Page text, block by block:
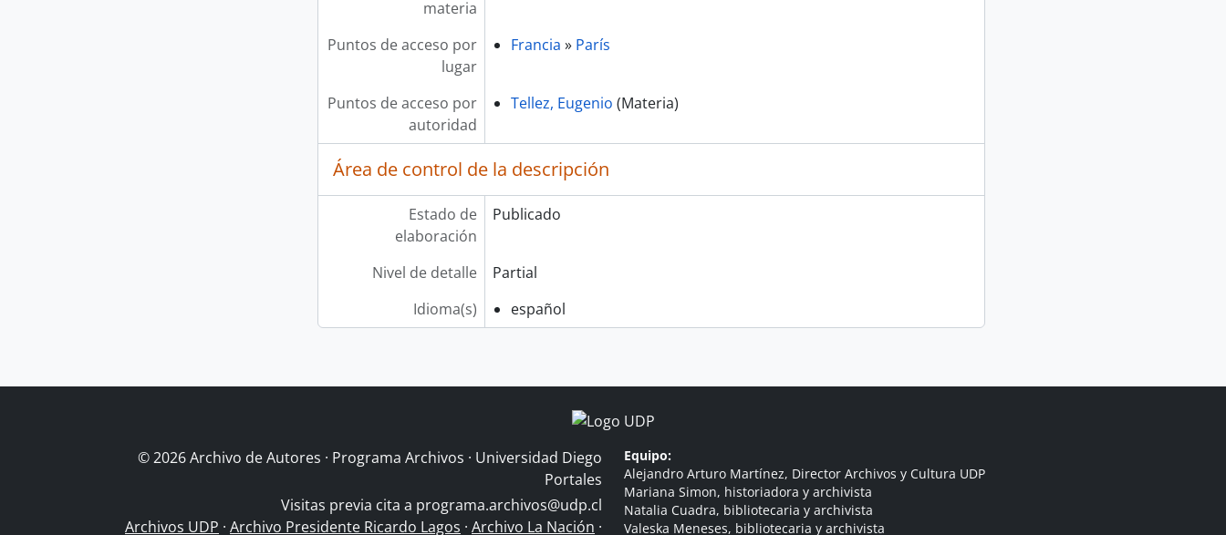
materia
Puntos de acceso por
lugar
Francia » París
Puntos de acceso por
autoridad
Tellez, Eugenio (Materia)
Área de control de la descripción
Estado de
elaboración
Publicado
Nivel de detalle
Partial
Idioma(s)
español
© 2026 Archivo de Autores · Programa Archivos · Universidad Diego
Portales
Visitas previa cita a programa.archivos@udp.cl
Archivos UDP · Archivo Presidente Ricardo Lagos · Archivo La Nación ·
Equipo:
Alejandro Arturo Martínez, Director Archivos y Cultura UDP
Mariana Simon, historiadora y archivista
Natalia Cuadra, bibliotecaria y archivista
Valeska Meneses, bibliotecaria y archivista